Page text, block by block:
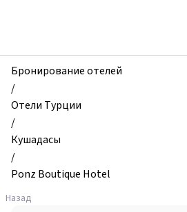
Ponz
Boutique
Hotel,
Кушадасы,
Турция
Бронирование отелей
/
Отели Турции
/
Кушадасы
/
Ponz Boutique Hotel
Назад